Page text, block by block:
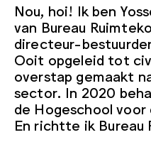
Nou, hoi! Ik ben
van Bureau
directeur-
Ooit opgeleid tot
overstap gemaakt
sector. In 2020
de Hogeschool
En richtte ik Bureau